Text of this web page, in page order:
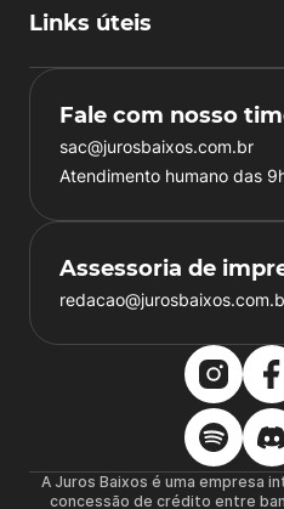
Links úteis
Fale com nosso
sac@jurosbaixos.com.br
Atendimento humano das
Assessoria de
A Juros Baixos é uma empresa
concessão de crédito entre